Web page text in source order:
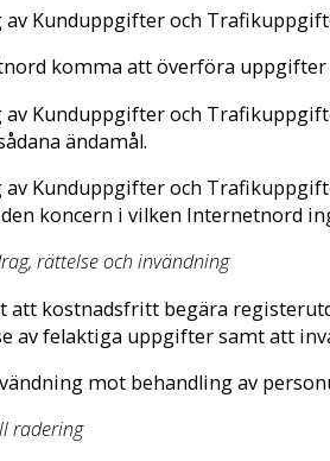
av Kunduppgifter och
komma att överföra
av Kunduppgifter och
ändamål.
Kunduppgifter och
koncern i vilken Internetnord
rättelse och invändning
att kostnadsfritt begära
av felaktiga uppgifter samt att
mot behandling av
radering